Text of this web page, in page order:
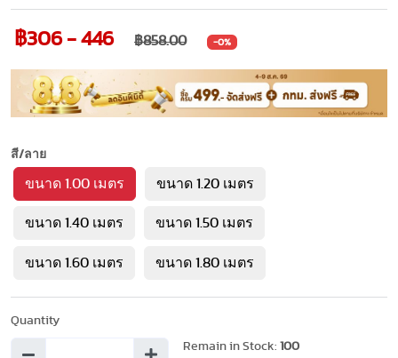
฿306 - 446 ฿858.00 -0%
สี/ลาย
ขนาด 1.00 เมตร ขนาด 1.20 เมตร
ขนาด 1.40 เมตร ขนาด 1.50 เมตร
ขนาด 1.60 เมตร ขนาด 1.80 เมตร
Quantity
Remain in Stock: 100